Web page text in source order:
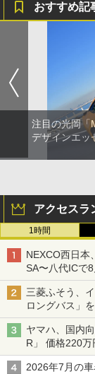
おすすめ記
注目の光岡「
デザインエッ
アクセスラ
1時間
NEXCO西日本
SA〜八代ICで
三菱ふそう、
ロングバス」
バス
ヤマハ、国内
R」 価格220万
2026年7月の